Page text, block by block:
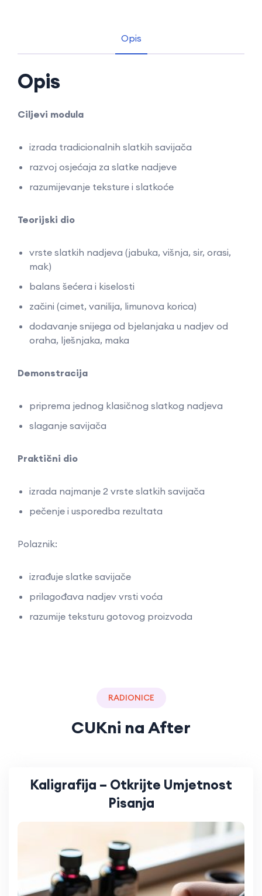
Opis
Opis
Ciljevi modula
izrada tradicionalnih slatkih savijača
razvoj osjećaja za slatke nadjeve
razumijevanje teksture i slatkoće
Teorijski dio
vrste slatkih nadjeva (jabuka, višnja, sir, orasi,
mak)
balans šećera i kiselosti
začini (cimet, vanilija, limunova korica)
dodavanje snijega od bjelanjaka u nadjev od
oraha, lješnjaka, maka
Demonstracija
priprema jednog klasičnog slatkog nadjeva
slaganje savijača
Praktični dio
izrada najmanje 2 vrste slatkih savijača
pečenje i usporedba rezultata
Polaznik:
izrađuje slatke savijače
prilagođava nadjev vrsti voća
razumije teksturu gotovog proizvoda
RADIONICE
CUKni na After
Kaligrafija – Otkrijte Umjetnost
Pisanja